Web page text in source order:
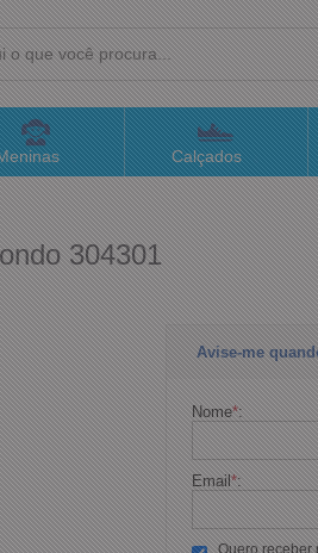
Calçados
304301
Avise-me
Nome*:
Email*: